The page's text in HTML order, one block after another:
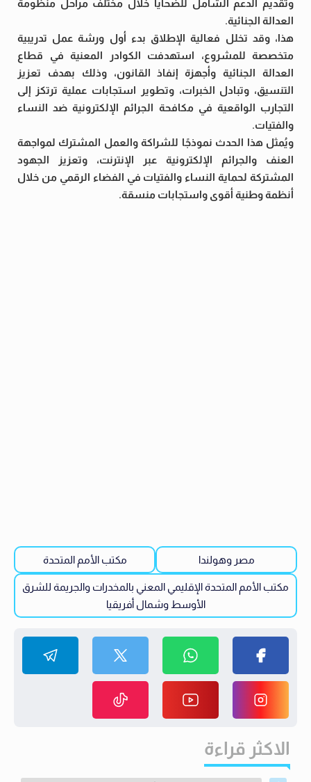
وتقديم الدعم الشامل للضحايا خلال مختلف مراحل منظومة
العدالة الجنائية.
هذا، وقد تخلل فعالية الإطلاق بدء أول ورشة عمل تدريبية
متخصصة للمشروع، استهدفت الكوادر المعنية في قطاع
العدالة الجنائية وأجهزة إنفاذ القانون، وذلك بهدف تعزيز
التنسيق، وتبادل الخبرات، وتطوير استجابات عملية ترتكز إلى
التجارب الواقعية في مكافحة الجرائم الإلكترونية ضد النساء
والفتيات.
ويُمثل هذا الحدث نموذجًا للشراكة والعمل المشترك لمواجهة
العنف والجرائم الإلكترونية عبر الإنترنت، وتعزيز الجهود
المشتركة لحماية النساء والفتيات في الفضاء الرقمي من خلال
أنظمة وطنية أقوى واستجابات منسقة.
مصر وهولندا مكتب الأمم المتحدة
مكتب الأمم المتحدة الإقليمي المعني بالمخدرات والجريمة للشرق
الأوسط وشمال أفريقيا
الاكثر قراءة